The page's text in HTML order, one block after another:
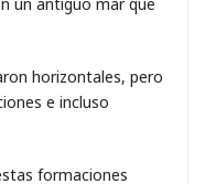
horizontales, pero
e incluso
formaciones